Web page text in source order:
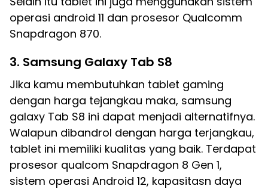
operasi android 11 dan prosesor Qualcomm
Snapdragon 870.
3. Samsung Galaxy Tab S8
Jika kamu membutuhkan tablet gaming
dengan harga tejangkau maka, samsung
galaxy Tab S8 ini dapat menjadi alternatifnya.
Walapun dibandrol dengan harga terjangkau,
tablet ini memiliki kualitas yang baik. Terdapat
prosesor qualcom Snapdragon 8 Gen 1,
sistem operasi Android 12, kapasitasn daya